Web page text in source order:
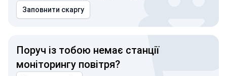
Заповнити скаргу
Поруч із тобою немає станції
моніторингу повітря?